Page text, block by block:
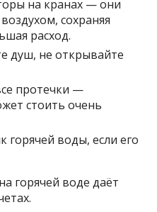
на кранах — они
сохраняя
расход.
душ, не открывайте
протечки —
стоить очень
горячей воды, если его
горячей воде даёт